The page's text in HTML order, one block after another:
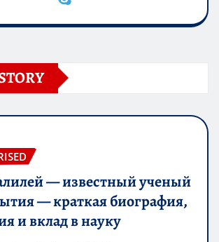
— известный ученый
— краткая биография,
и вклад в науку